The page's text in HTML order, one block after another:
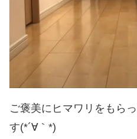
ご褒美にヒマワリをもら
す(*´∀｀*)